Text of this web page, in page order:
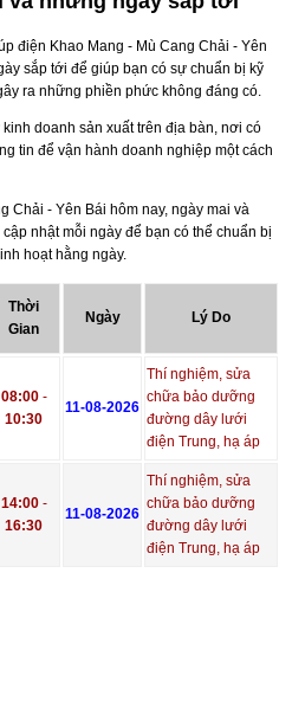
điện Khao Mang - Mù Cang Chải - Yên
sắp tới để giúp bạn có sự chuẩn bị kỹ
ra những phiền phức không đáng có.
doanh sản xuất trên địa bàn, nơi có
tin để vận hành doanh nghiệp một cách
Chải - Yên Bái hôm nay, ngày mai và
nhật mỗi ngày để bạn có thể chuẩn bị
hoạt hằng ngày.
Thời
Gian
Ngày Lý Do
08:00-
10:30
11-08-2026
Thí nghiệm, sửa
chữa bảo dưỡng
đường dây lưới
điện Trung, hạ áp
14:00-
16:30
11-08-2026
Thí nghiệm, sửa
chữa bảo dưỡng
đường dây lưới
điện Trung, hạ áp